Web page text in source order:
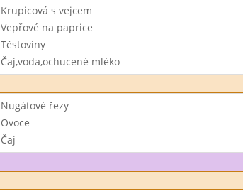
Krupicová s vejcem
Vepřové na paprice
Těstoviny
Čaj,voda,ochucené mléko
Nugátové řezy
Ovoce
Čaj